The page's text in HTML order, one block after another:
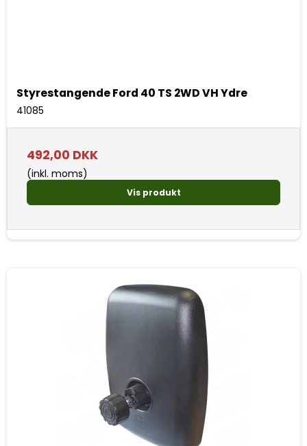
Styrestangende Ford 40 TS 2WD VH Ydre
41085
492,00 DKK
(inkl. moms)
Vis produkt